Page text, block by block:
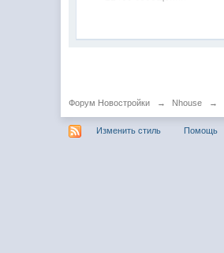
Форум Новостройки → Nhouse →
Изменить стиль Помощь